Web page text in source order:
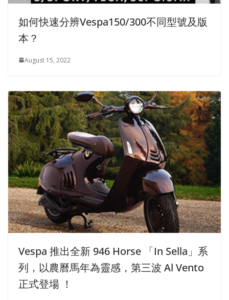
如何快速分辨Vespa150/300不同型號及版
本？
August 15, 2022
Vespa 推出全新 946 Horse 「In Sella」系
列，以農曆馬年為靈感，第三波 Al Vento
正式登場 ！